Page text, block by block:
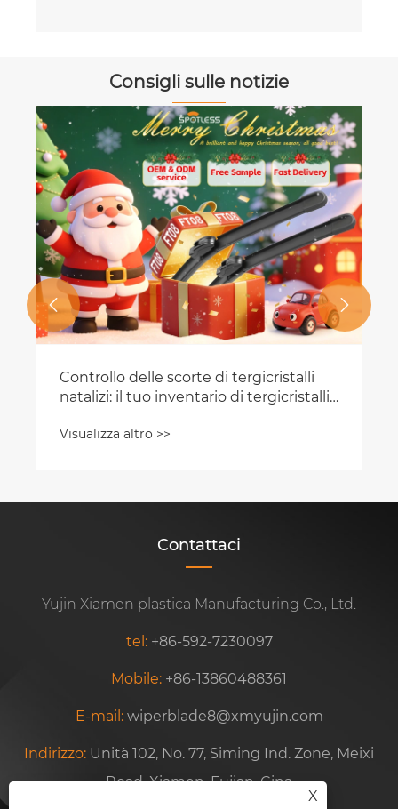
Consigli sulle notizie
Qual è il segreto delle spazzole
tergicristallo veramente adatte a tutte
le stagioni prodotte dalla fabbrica?
Visualizza altro >>
 
Contattaci
Yujin Xiamen plastica Manufacturing Co., Ltd.
tel: +86-592-7230097
Mobile: +86-13860488361
E-mail: wiperblade8@xmyujin.com
Indirizzo: Unità 102, No. 77, Siming Ind. Zone, Meixi
Road, Xiamen, Fujian, Cina
X